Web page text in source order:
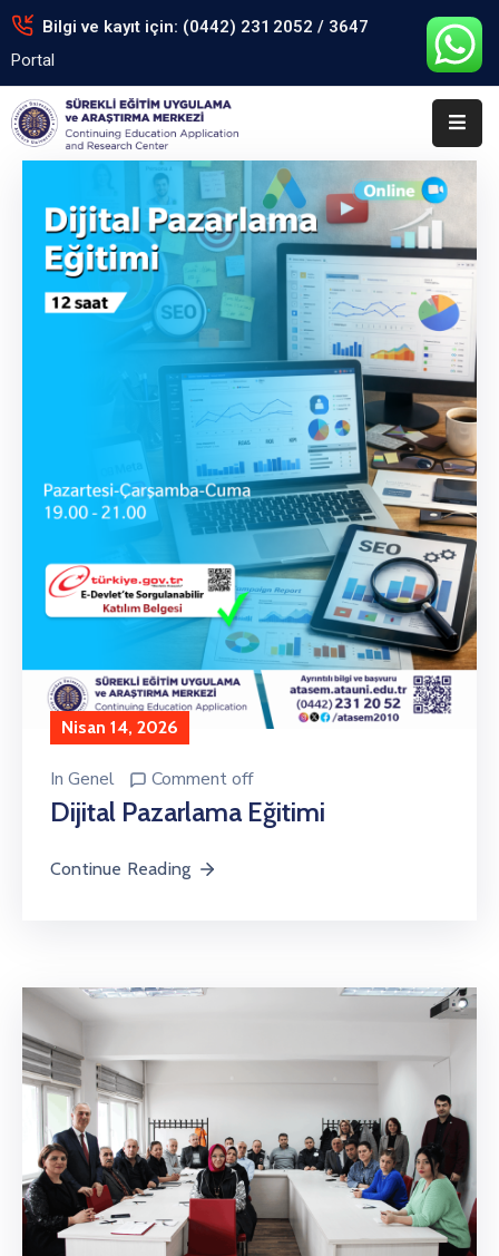
Bilgi ve kayıt için: (0442) 231 2052 / 3647
Portal
Anasayfa
Kurumsal
Arşiv
Formlar
Nisan 14, 2026
In Genel Comment off
Dijital Pazarlama Eğitimi
Continue Reading